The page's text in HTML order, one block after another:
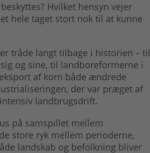
Hvilket hensyn vejer
hele taget stort nok til at kunne
tråde langt tilbage i historien – til
og sine, til landboreformerne i
af korn både ændrede
der var præget af
landbrugsdrift.
på samspillet mellem
store ryk mellem perioderne,
landskab og befolkning bliver